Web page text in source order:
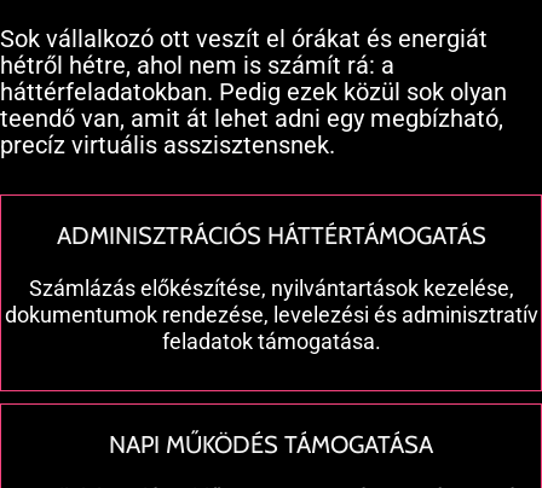
Sok vállalkozó ott veszít el órákat és energiát
hétről hétre, ahol nem is számít rá: a
háttérfeladatokban. Pedig ezek közül sok olyan
teendő van, amit át lehet adni egy megbízható,
precíz virtuális asszisztensnek.
ADMINISZTRÁCIÓS HÁTTÉRTÁMOGATÁS
Számlázás előkészítése, nyilvántartások kezelése,
dokumentumok rendezése, levelezési és adminisztratív
feladatok támogatása.
NAPI MŰKÖDÉS TÁMOGATÁSA